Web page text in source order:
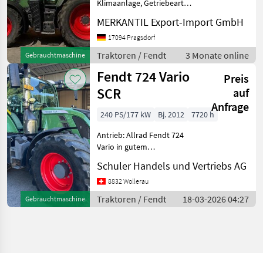
MARKTPLATZ
Marktplatz Händlerangebote Kleinanzeigen
Gebrauchtmaschine
Klimaanlage, Getriebeart
Getriebe, gefederte
Vorderachse, EHR,
Höchstgeschwindigkeit in
km/h: 40 km/h
Geschwindigkeit: 40 km/h,
MERKANTIL Export-Import GmbH
17094 Pragsdorf
Traktoren / Fendt 3 Monate online
Gebrauchtmaschine
Fendt 724 Vario
SCR
Preis
auf
Anfrage
240 PS/177 kW Bj. 2012
7720 h
Antrieb: Allrad Fendt 724
Vario in gutem
Versioninkl. GPS RTKDL
Anlage Euro / CH /
DuomatikZugkugel K
80Autom.
Schuler Handels und Vertriebs AG
8832 Wollerau
Traktoren / Fendt 18-03-2026 04:27